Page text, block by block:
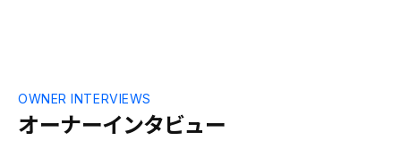
オーナーインタビュー
OWNER INTERVIEWS